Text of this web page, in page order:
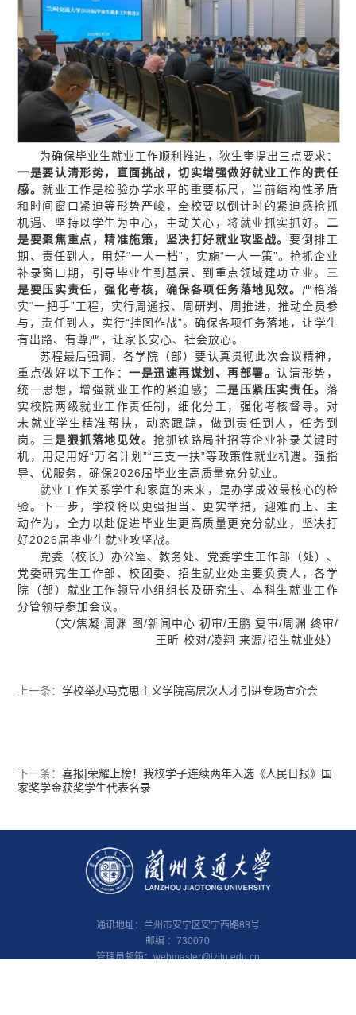
为确保毕业生就业工作顺利推进，狄生奎提出三点要求：
一是要认清形势，直面挑战，切实增强做好就业工作的责任
感。就业工作是检验办学水平的重要标尺，当前结构性矛盾
和时间窗口紧迫等形势严峻，全校要以倒计时的紧迫感抢抓
机遇、坚持以学生为中心，主动关心，将就业抓实抓好。 二
是要聚焦重点，精准施策，坚决打好就业攻坚战。 要倒排工
期、责任到人，用好“一人一档”，实施“一人一策”。抢抓企业
补录窗口期，引导毕业生到基层、到重点领域建功立业。 三
是要压实责任，强化考核，确保各项任务落地见效。 严格落
实“一把手”工程，实行周通报、周研判、周推进，推动全员参
与，责任到人，实行“挂图作战”。确保各项任务落地，让学生
有出路、有尊严，让家长安心、社会放心。
苏程最后强调，各学院（部）要认真贯彻此次会议精神，
重点做好以下工作：一是迅速再谋划、再部署。认清形势，
统一思想，增强就业工作的紧迫感； 二是压紧压实责任。 落
实校院两级就业工作责任制，细化分工，强化考核督导。对
未就业学生精准帮扶，动态跟踪，做到责任到人，任务到
岗。 三是狠抓落地见效。抢抓铁路局社招等企业补录关键时
机，用足用好“万名计划”“三支一扶”等政策性就业机遇。强指
导、优服务，确保2026届毕业生高质量充分就业。
就业工作关系学生和家庭的未来，是办学成效最核心的检
验。下一步，学校将以更强担当、更实举措，迎难而上、主
动作为，全力以赴促进毕业生更高质量更充分就业，坚决打
好2026届毕业生就业攻坚战。
党委（校长）办公室、教务处、党委学生工作部（处）、
党委研究生工作部、校团委、招生就业处主要负责人，各学
院（部）就业工作领导小组组长及研究生、本科生就业工作
分管领导参加会议。
（文/焦凝 周渊 图/新闻中心 初审/王鹏 复审/周渊 终审/
王昕 校对/凌翔 来源/招生就业处）
上一条：学校举办马克思主义学院高层次人才引进专场宣介会
下一条：喜报|荣耀上榜！我校学子连续两年入选《人民日报》国
家奖学金获奖学生代表名录
通讯地址：兰州市安宁区安宁西路88号
邮编 ：730070
管理员邮箱：webmaster@lzjtu.edu.cn